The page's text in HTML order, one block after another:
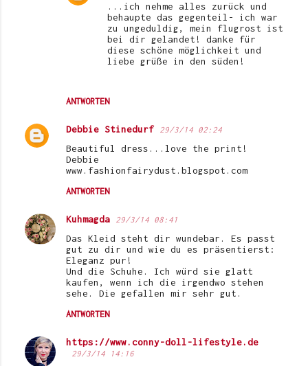
ANTWORTEN
...ich nehme alles zurück und
behaupte das gegenteil- ich war
zu ungeduldig, mein flugrost ist
bei dir gelandet! danke für
diese schöne möglichkeit und
liebe grüße in den süden!
Debbie Stinedurf 29/3/14 02:24
Beautiful dress...love the print!
Debbie
www.fashionfairydust.blogspot.com
ANTWORTEN
Kuhmagda 29/3/14 08:41
Das Kleid steht dir wundebar. Es passt
gut zu dir und wie du es präsentierst:
Eleganz pur!
Und die Schuhe. Ich würd sie glatt
kaufen, wenn ich die irgendwo stehen
sehe. Die gefallen mir sehr gut.
ANTWORTEN
https://www.conny-doll-lifestyle.de
29/3/14 14:16